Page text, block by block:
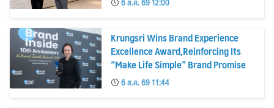
Krungsri Wins Brand Experience
Excellence Award,Reinforcing Its
“Make Life Simple” Brand Promise
6 ส.ค. 69 11:44